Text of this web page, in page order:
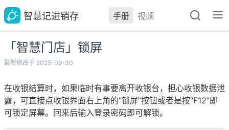
智慧记进销存 手册 视频
「智慧门店」锁屏
最新修改于 2025-09-30
在收银结算时，如果临时有事要离开收银台，担心收银数据泄
露，可直接点收银界面右上角的“锁屏”按钮或者是按“F12”即
可锁定屏幕。回来后输入登录密码即可解锁。